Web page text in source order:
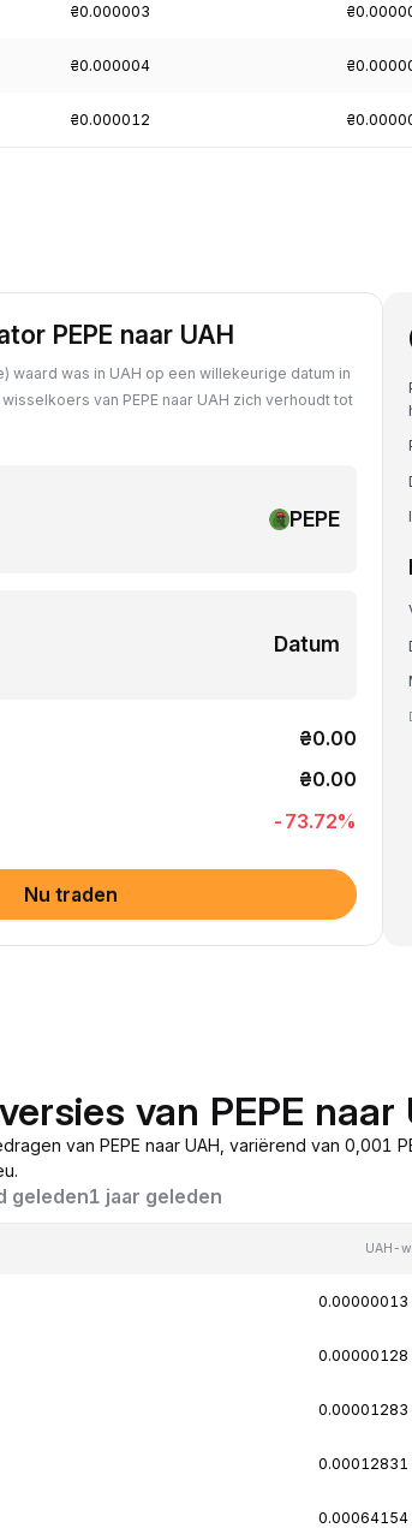
₴0.000003
₴0.000004
₴0.000012
PEPE naar UAH
waard was in UAH op een willekeurige datum in
van PEPE naar UAH zich verhoudt tot
PEPE
Datum
₴0.00
₴0.00
-73.72%
Nu traden
van PEPE naar
van PEPE naar UAH, variërend van 0,001
geleden1 jaar geleden
UAH-
0.00000013
0.00000128
0.00001283
0.00012831
0.00064154